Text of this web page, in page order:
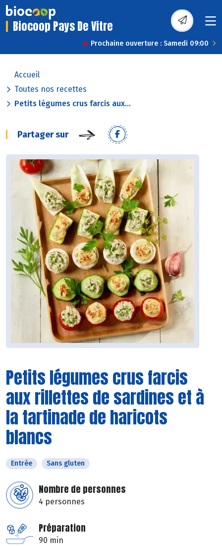
Biocoop Pays De Vitre
Prochaine ouverture : Samedi 09:00
Accueil
Toutes nos recettes
Petits légumes crus farcis aux...
Partager sur
Petits légumes crus farcis
aux rillettes de sardines et à
la tartinade de haricots
blancs
Entrée Sans gluten
Nombre de personnes
4 personnes
Préparation
90 min